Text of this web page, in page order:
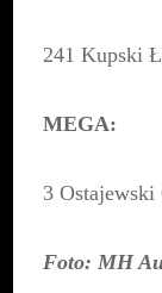
241 Kupski
MEGA:
3 Ostajewski
Foto: MH